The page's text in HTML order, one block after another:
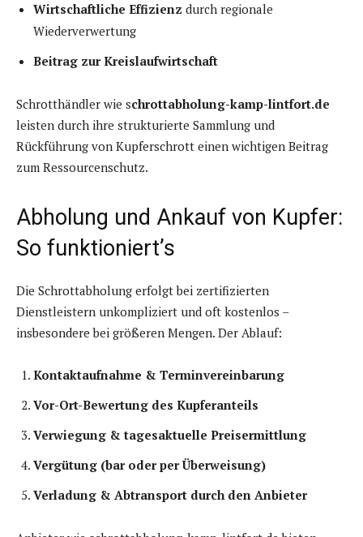
Wirtschaftliche Effizienz durch regionale
Wiederverwertung
Beitrag zur Kreislaufwirtschaft
Schrotthändler wie schrottabholung-kamp-lintfort.de
leisten durch ihre strukturierte Sammlung und
Rückführung von Kupferschrott einen wichtigen Beitrag
zum Ressourcenschutz.
Abholung und Ankauf von Kupfer:
So funktioniert’s
Die Schrottabholung erfolgt bei zertifizierten
Dienstleistern unkompliziert und oft kostenlos –
insbesondere bei größeren Mengen. Der Ablauf:
Kontaktaufnahme & Terminvereinbarung
Vor-Ort-Bewertung des Kupferanteils
Verwiegung & tagesaktuelle Preisermittlung
Vergütung (bar oder per Überweisung)
Verladung & Abtransport durch den Anbieter